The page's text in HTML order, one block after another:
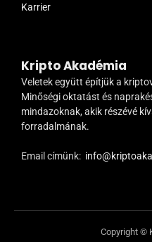
Karrier
Kripto Akadémia
Veletek együtt építjük a
Minőségi oktatást és
mindazoknak, akik részévé
forradalmának.
Email címünk:
Copyright ©